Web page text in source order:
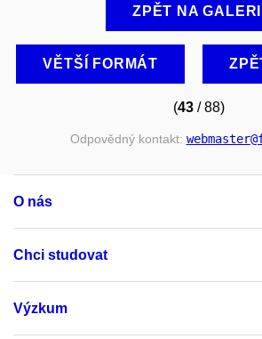
ZPĚT NA GALERII
VĚTŠÍ FORMÁT
(43 / 88)
Odpovědný kontakt: webmaster
O nás
Chci studovat
Výzkum